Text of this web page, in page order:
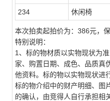
234 休闲椅
本次拍卖起拍价为：386元，保
特别说明：
1、 标的物材质以实物现状为
家、购置日期、成色、品质真
他资料。标的物以实物现状进
标的物介绍中的财产明细、图
的确认，由竞得人自行承担相